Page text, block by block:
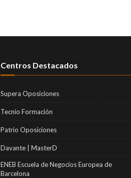
Centros Destacados
Supera Oposiciones
Tecnio Formación
Patrio Oposiciones
Davante | MasterD
ENEB Escuela de Negocios Europea de
Barcelona